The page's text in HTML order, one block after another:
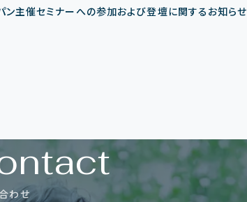
主催セミナーへの参加および登壇に関するお知らせ
ntact
わせ